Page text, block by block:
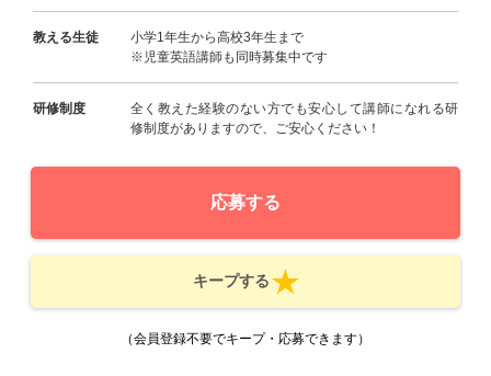
教える生徒
小学1年生から高校3年生まで
※児童英語講師も同時募集中です
研修制度
全く教えた経験のない方でも安心して講師になれる研
修制度がありますので、ご安心ください！
応募する
キープする
（会員登録不要でキープ・応募できます）